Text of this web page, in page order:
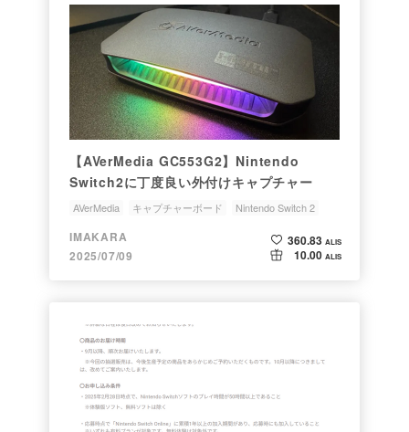
【AVerMedia GC553G2】Nintendo
Switch2に丁度良い外付けキャプチャー
AVerMedia キャプチャーボード
Nintendo Switch 2
GC553G2
IMAKARA
2025/07/09
360.83 ALIS
10.00 ALIS